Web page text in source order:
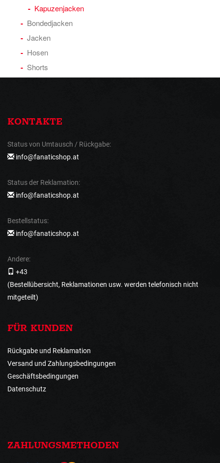
Kapuzenjacken
Bondedjacken
Jacken
Hosen
Shorts
KONTAKTE
Status von Umtausch / Rückgabe:
info@fanaticshop.at
Status der Reklamation:
info@fanaticshop.at
Bestellstatus:
info@fanaticshop.at
Andere:
+43
(Bestellübersicht, Reklamationen usw. werden telefonisch nicht
mitgeteilt)
FÜR KUNDEN
Rückgabe und Reklamation
Versand und Zahlungsbedingungen
Geschäftsbedingungen
Datenschutz
ZAHLUNGSMETHODEN